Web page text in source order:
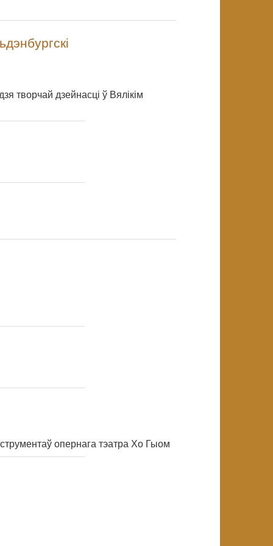
творчай дзейнасці ў Вялікім
опернага тэатра Хо Гыом
NULL